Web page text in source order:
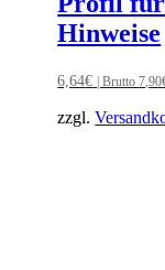
Hinweise
6,64€ | Brutto7,90
zzgl.